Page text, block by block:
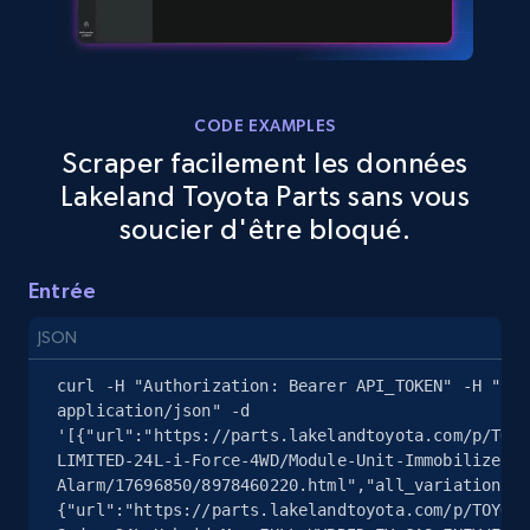
2.5K+ 359+ Essai gratuit
eBay - Gather data on products using
specified keywords
URL, Product id, Title, Seller name, Seller rating,
more.
eBay - Collect products from shops on eBay
URL, Product id, Title, Seller name, Seller rating,
CODE EXAMPLES
Scraper facilement les données
Lakeland Toyota Parts sans vous
soucier d'être bloqué.
Entrée
JSON
curl -H "Authorization: Bearer API_TOKEN" -H
application/json" -d
'[{"url":"https://parts.lakelandtoyota.com/p/
LIMITED-24L-i-Force-4WD/Module-Unit-
Alarm/17696850/
{"url":"https://parts.lakelandtoyota.com/p/